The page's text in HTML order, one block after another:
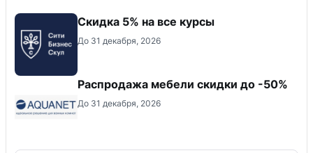
Скидка 5% на все курсы
До 31 декабря, 2026
Распродажа мебели скидки до -50%
До 31 декабря, 2026